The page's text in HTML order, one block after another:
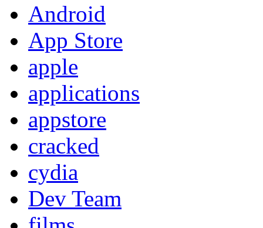
Android
App Store
apple
applications
appstore
cracked
cydia
Dev Team